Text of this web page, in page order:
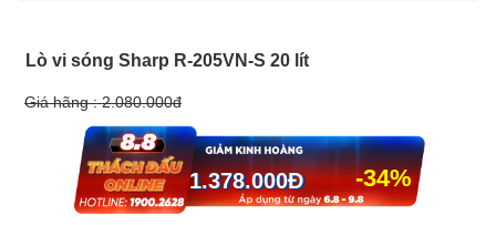
Lò vi sóng Sharp R-205VN-S 20 lít
Giá hãng :2.080.000đ
-34%
1.378.000Đ